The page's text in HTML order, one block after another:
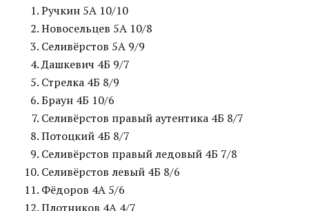
Ручкин 5А 10/10
Новосельцев 5А 10/8
Селивёрстов 5А 9/9
Дашкевич 4Б 9/7
Стрелка 4Б 8/9
Браун 4Б 10/6
Селивёрстов правый аутентика 4Б 8/7
Потоцкий 4Б 8/7
Селивёрстов правый ледовый 4Б 7/8
Селивёрстов левый 4Б 8/6
Фёдоров 4А 5/6
Плотников 4А 4/7